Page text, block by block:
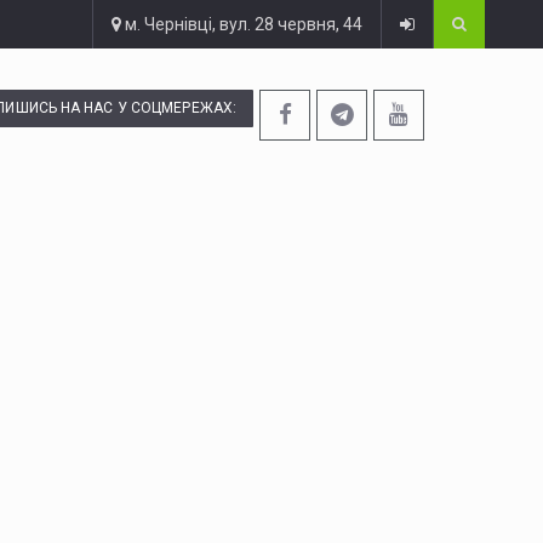
м. Чернівці, вул. 28 червня, 44
НА НАС У СОЦМЕРЕЖАХ: